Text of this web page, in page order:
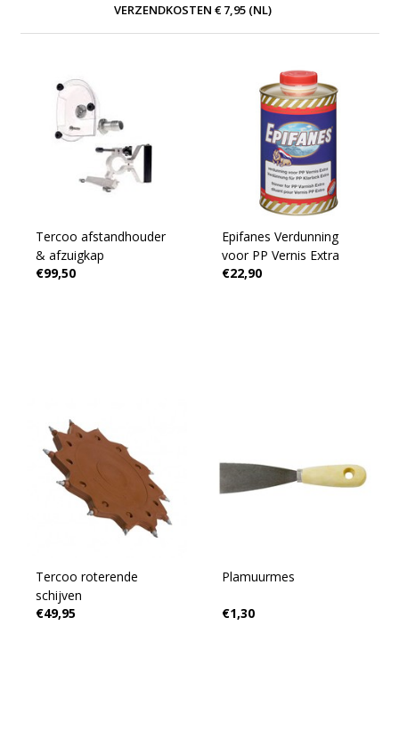
VERZENDKOSTEN € 7,95 (NL)
Tercoo afstandhouder
& afzuigkap
€99,50
Epifanes Verdunning
voor PP Vernis Extra
€22,90
Tercoo roterende
schijven
€49,95
Plamuurmes
€1,30